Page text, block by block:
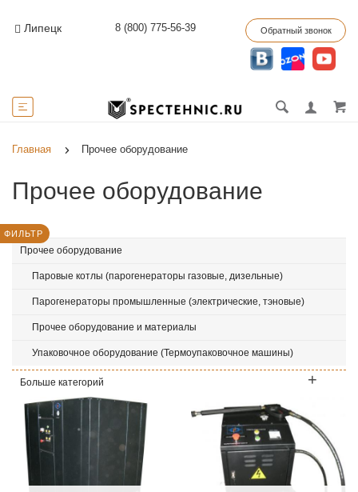
Липецк 8 (800) 775-56-39 Обратный звонок
Главная Прочее оборудование
Прочее оборудование
Прочее оборудование
Паровые котлы (парогенераторы газовые, дизельные)
Парогенераторы промышленные (электрические, тэновые)
Прочее оборудование и материалы
Упаковочное оборудование (Термоупаковочное машины)
Больше категорий
ФИЛЬТР